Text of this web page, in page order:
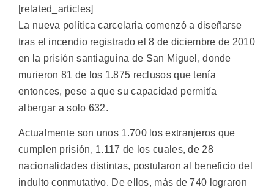
[related_articles]
La nueva política carcelaria comenzó a diseñarse
tras el incendio registrado el 8 de diciembre de 2010
en la prisión santiaguina de San Miguel, donde
murieron 81 de los 1.875 reclusos que tenía
entonces, pese a que su capacidad permitía
albergar a solo 632.
Actualmente son unos 1.700 los extranjeros que
cumplen prisión, 1.117 de los cuales, de 28
nacionalidades distintas, postularon al beneficio del
indulto conmutativo. De ellos, más de 740 lograron